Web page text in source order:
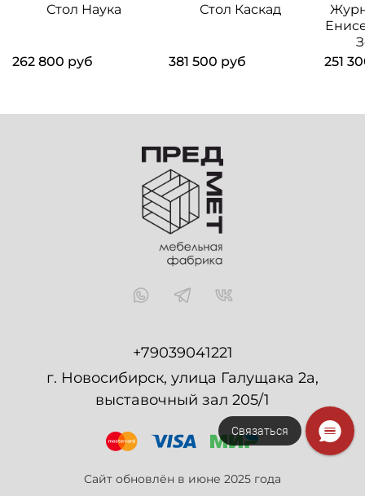
Стол Наука
262 800 руб
Стол Каскад
381 500 руб
251
+79039041221
г. Новосибирск, улица Галущака 2а,
выставочный зал 205/1
Сайт обновлён в июне 2025 года
Связаться